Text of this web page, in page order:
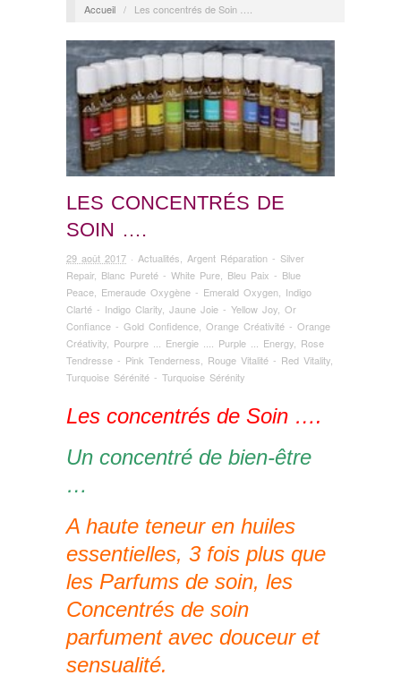
Accueil / Les concentrés de Soin ….
LES CONCENTRÉS DE
SOIN ….
29 août 2017 · Actualités
Argent Réparation - Silver
Repair, Blanc Pureté - White Pure Bleu Paix - Blue
Peace Emeraude Oxygène - Emerald Oxygen
Indigo
Clarté - Indigo Clarity Jaune Joie - Yellow Joy Or
Confiance - Gold Confidence Orange Créativité - Orange
Créativity Pourpre ... Energie .... Purple ... Energy Rose
Tendresse - Pink Tenderness
Rouge Vitalité - Red Vitality
Turquoise Sérénité - Turquoise Sérénity
Les concentrés de Soin ….
Un concentré de bien-être
…
A haute teneur en huiles
essentielles, 3 fois plus que
les Parfums de soin, les
Concentrés de soin
parfument avec douceur et
sensualité.